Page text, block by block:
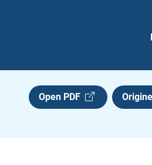
Open PDF